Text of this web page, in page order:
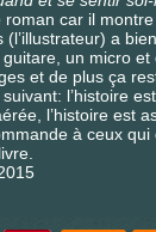
car il
a
un micro
et de plus ça
l’histoire
l’histoire est
à ceux qui